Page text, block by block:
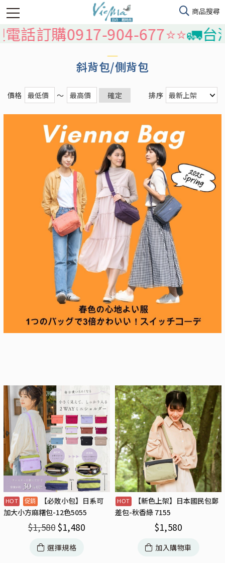
904-677⭐️⭐️🚛台灣本島免
斜背包/側背包
價格 ～ 確定 排序
【必敗小包】日系可
加大小方麻糬包-12色5055
$1,580 $1,480
選擇規格
【新色上架】日本國民包郵
差包-秋香綠 7155
$1,580
加入購物車